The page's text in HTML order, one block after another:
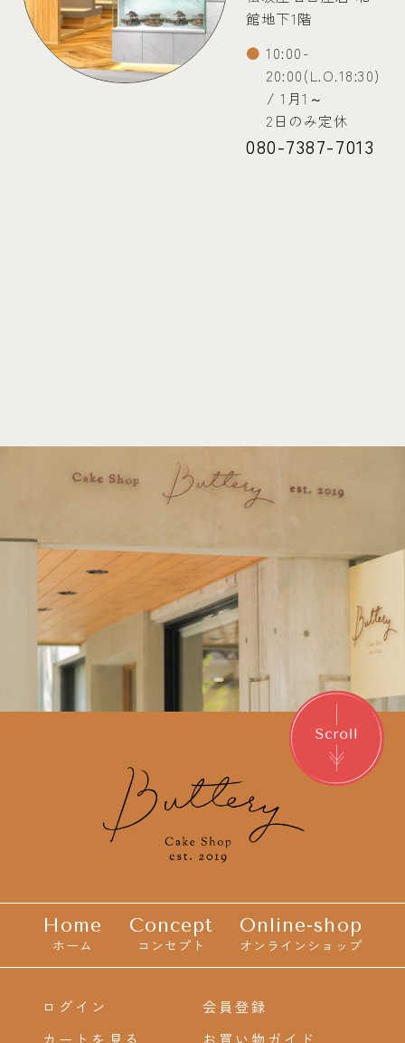
館地下1階
10:00-
20:00(L.O.18:30)
/ 1月1～
2日のみ定休
080-7387-7013
Home
ホーム
Concept
コンセプト
Online-shop
オンラインショップ
ログイン
会員登録
カートを見る
お買い物ガイド